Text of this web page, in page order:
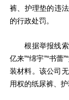
裤、护理垫的违
的行政处罚。
根据举报线索
亿来”“绵宇”“书
装材料。该公司
用权的纸尿裤、